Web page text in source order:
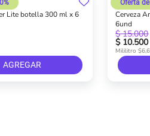
Lite botella 300 ml x 6
AGREGAR
Cerveza
6und
$ 10.500
$ 15.000
Oferta
Mililitro